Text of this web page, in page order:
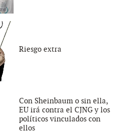
Riesgo extra
Con Sheinbaum o sin ella,
EU irá contra el CJNG y los
políticos vinculados con
ellos